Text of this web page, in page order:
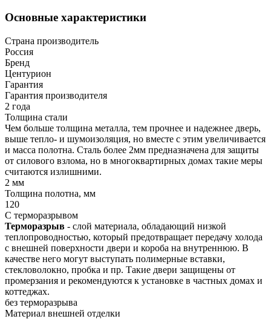
Основные характеристики
Страна производитель
Россия
Бренд
Центурион
Гарантия
Гарантия производителя
2 года
Толщина стали
Чем больше толщина металла, тем прочнее и надежнее дверь,
выше тепло- и шумоизоляция, но вместе с этим увеличивается
и масса полотна. Сталь более 2мм предназначена для защиты
от силового взлома, но в многоквартирных домах такие меры
считаются излишними.
2 мм
Толщина полотна, мм
120
С терморазрывом
Терморазрыв - слой материала, обладающий низкой
теплопроводностью, который предотвращает передачу холода
с внешней поверхности двери и короба на внутреннюю. В
качестве него могут выступать полимерные вставки,
стекловолокно, пробка и пр. Такие двери защищены от
промерзания и рекомендуются к установке в частных домах и
коттеджах.
без терморазрыва
Материал внешней отделки